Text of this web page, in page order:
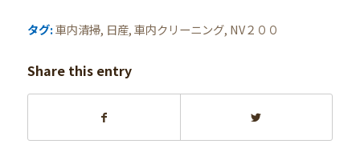
タグ:車内清掃, 日産,車内クリーニング, NV２００
Share this entry